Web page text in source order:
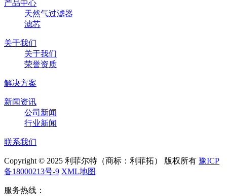
产品中心
天然气过滤器
滤芯
关于我们
关于我们
荣誉资质
解决方案
新闻资讯
公司新闻
行业新闻
联系我们
Copyright © 2025 利菲尔特（商标：利菲拓） 版权所有 豫ICP
备18000213号-9 XML地图
服务热线：